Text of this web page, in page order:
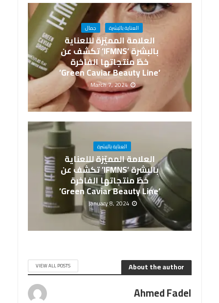
العناية بالبشرة جمال
العلامة المميّزة لللعناية
بالبشرة ‘IFMNS’ تكشف عن
خطّ منتجاتها الفاخرة
‘Green Caviar Beauty Line’
March 7, 2024
العناية بالبشرة
العلامة المميّزة لللعناية
بالبشرة ‘IFMNS’ تكشف عن
خطّ منتجاتها الفاخرة
‘Green Caviar Beauty Line’
January 8, 2024
About the author
VIEW ALL POSTS
Ahmed Fadel